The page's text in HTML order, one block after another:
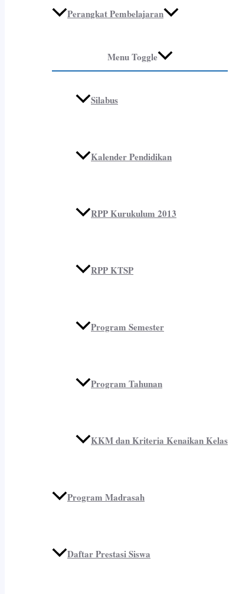
Perangkat Pembelajaran
Menu Toggle
Silabus
Kalender Pendidikan
RPP Kurukulum 2013
RPP KTSP
Program Semester
Program Tahunan
KKM dan Kriteria Kenaikan Kelas
Program Madrasah
Daftar Prestasi Siswa